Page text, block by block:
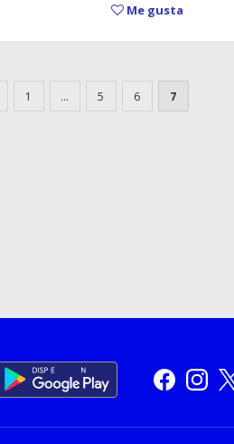
Me gusta
1 … 5 6 7